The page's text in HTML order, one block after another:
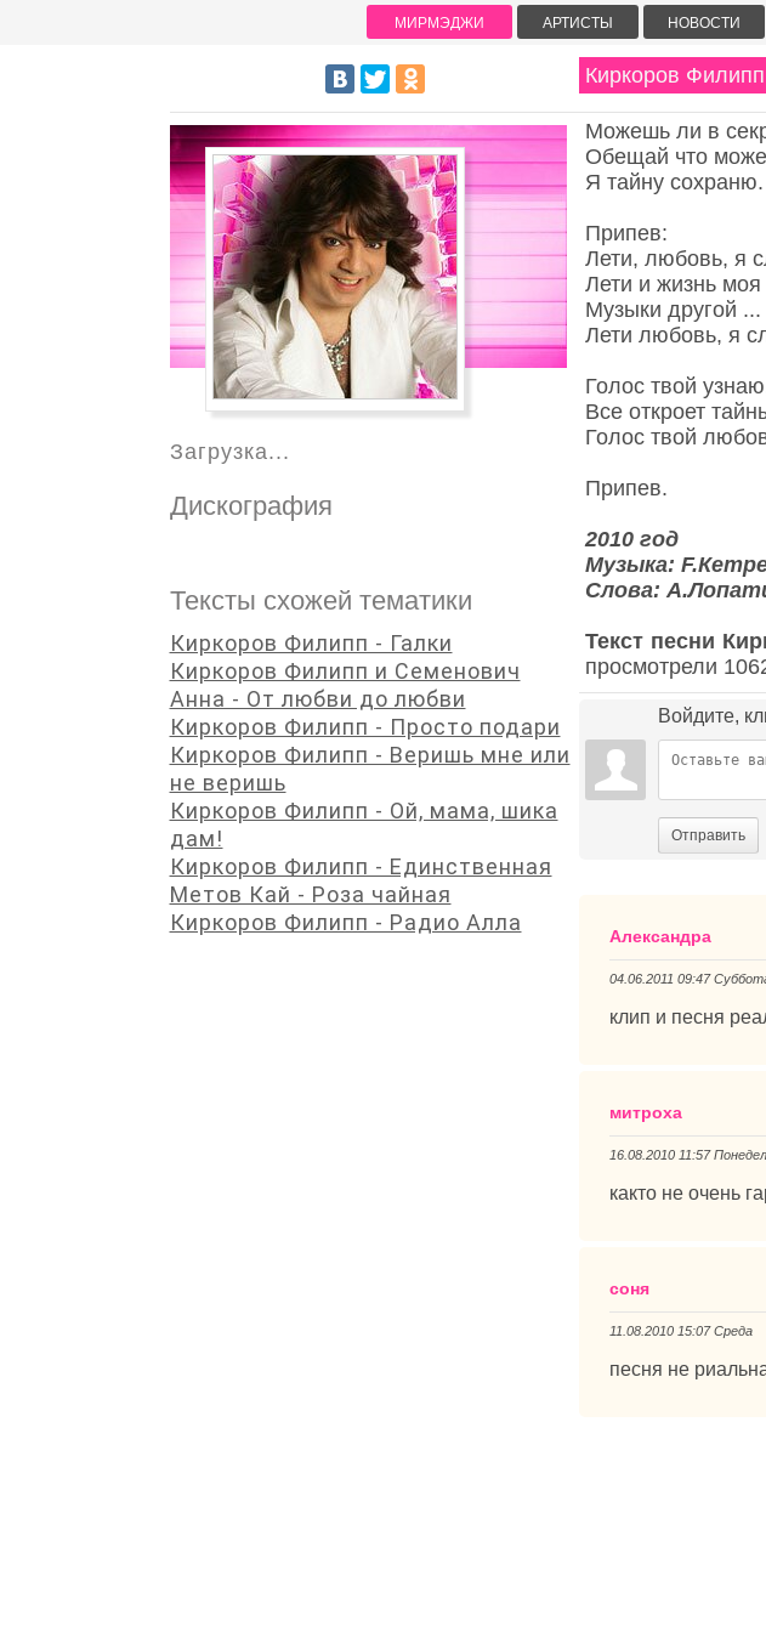
Киркоров
Можешь ли в
Обещай что
Я тайну сохраню.
Припев:
Лети, любовь, я
Лети и жизнь моя
Музыки другой
Лети любовь, я
Голос твой
Все откроет
Голос твой
Припев.
2010 год
Музыка:
Слова:
Текст песни
просмотрели
Войдите,
Отправить
Александра
04.06.2011 09:47
клип и песня
митроха
16.08.2010 11:57
както не очень
соня
11.08.2010 15:07 Среда
песня не
Загрузка...
Дискография
Тексты схожей тематики
Киркоров Филипп - Галки
Киркоров Филипп и Семенович
Анна - От любви дo любви
Киркоров Филипп - Просто подари
Киркоров Филипп - Веришь мне или
не веришь
Киркоров Филипп - Ой, мама, шика
дам!
Киркоров Филипп - Единственная
Метов Кай - Роза чайная
Киркоров Филипп - Радио Алла
МИРМЭДЖИ АРТИСТЫ НОВОСТИ